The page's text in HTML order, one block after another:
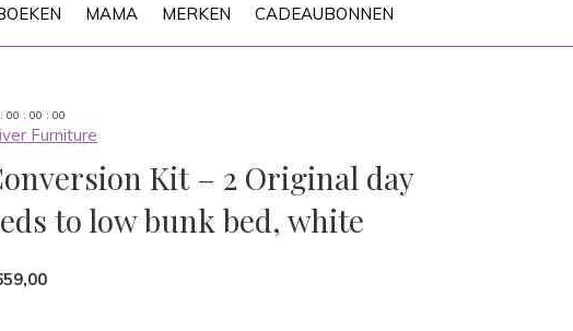
MAMA MERKEN CADEAUBONNEN
: 00 : 00 : 00
Furniture
Kit – 2 Original day
to low bunk bed, white